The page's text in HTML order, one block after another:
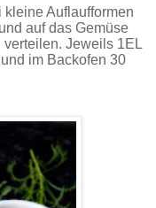
Auflaufformen
auf das Gemüse
verteilen. Jeweils 1EL
im Backofen 30